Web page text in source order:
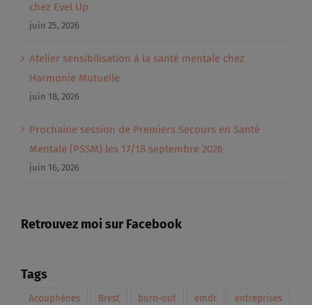
chez Evel Up
juin 25, 2026
Atelier sensibilisation à la santé mentale chez
Harmonie Mutuelle
juin 18, 2026
Prochaine session de Premiers Secours en Santé
Mentale (PSSM) les 17/18 septembre 2026
juin 16, 2026
Retrouvez moi sur Facebook
Tags
Acouphènes Brest burn-out emdr entreprises